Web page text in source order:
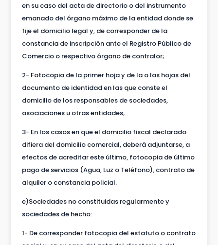
en su caso del acta de directorio o del instrumento
emanado del órgano máximo de la entidad donde se
fije el domicilio legal y, de corresponder de la
constancia de inscripción ante el Registro Público de
Comercio o respectivo órgano de contralor;
2- Fotocopia de la primer hoja y de la o las hojas del
documento de identidad en las que conste el
domicilio de los responsables de sociedades,
asociaciones u otras entidades;
3- En los casos en que el domicilio fiscal declarado
difiera del domicilio comercial, deberá adjuntarse, a
efectos de acreditar este último, fotocopia de último
pago de servicios (Agua, Luz o Teléfono), contrato de
alquiler o constancia policial.
e)Sociedades no constituidas regularmente y
sociedades de hecho:
1- De corresponder fotocopia del estatuto o contrato